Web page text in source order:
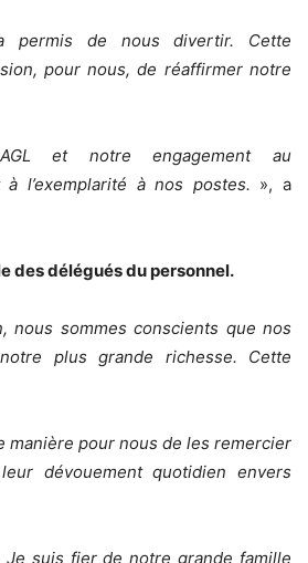
permis de nous divertir. Cette
pour nous, de réaffirmer notre
et notre engagement au
l’exemplarité à nos postes. », a
des délégués du personnel.
nous sommes conscients que nos
plus grande richesse. Cette
manière pour nous de les remercier
dévouement quotidien envers
Je suis fier de notre grande famille